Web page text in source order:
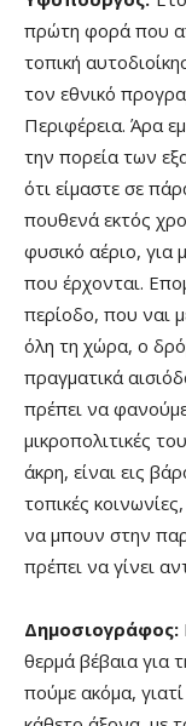
πρώτη φορά που
τοπική
τον εθνικό
Περιφέρεια. Άρα
την πορεία των
ότι είμαστε σε
πουθενά εκτός
φυσικό αέριο, για
που έρχονται.
περίοδο, που ναι
όλη τη χώρα, ο
πραγματικά
πρέπει να
μικροπολιτικές
άκρη, είναι εις
τοπικές
να μπουν στην
πρέπει να γίνει
Δημοσιογράφος:
θερμά βέβαια για
πούμε ακόμα,